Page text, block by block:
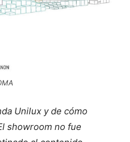
Unilux y de cómo
showroom no fue